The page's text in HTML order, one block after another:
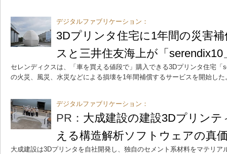
デジタルファブリケーション：
3Dプリンタ住宅に1年間の災害
スと三井住友海上が「serendix10
セレンディクスは、「車を買える値段で」購入できる3Dプリンタ住宅「
の火災、風災、水災などによる損壊を1年間補償するサービスを開始した
デジタルファブリケーション：
PR： 大成建設の建設3Dプリン
える構造解析ソフトウェアの真
大成建設は3Dプリンタを自社開発し、独自のセメント系材料をマテリア